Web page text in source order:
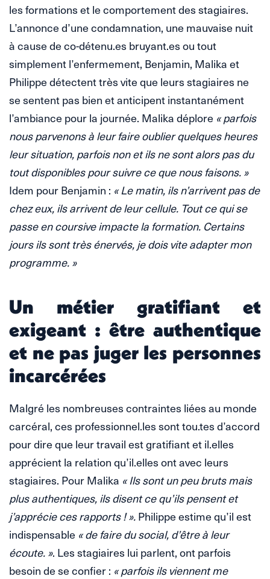
les formations et le comportement des stagiaires.
L’annonce d’une condamnation, une mauvaise nuit
à cause de co-détenu.es bruyant.es ou tout
simplement l’enfermement, Benjamin, Malika et
Philippe détectent très vite que leurs stagiaires ne
se sentent pas bien et anticipent instantanément
l’ambiance pour la journée. Malika déplore « parfois
nous parvenons à leur faire oublier quelques heures
leur situation, parfois non et ils ne sont alors pas du
tout disponibles pour suivre ce que nous faisons. »
Idem pour Benjamin : « Le matin, ils n’arrivent pas de
chez eux, ils arrivent de leur cellule. Tout ce qui se
passe en coursive impacte la formation. Certains
jours ils sont très énervés, je dois vite adapter mon
programme. »
Un métier gratifiant et
exigeant : être authentique
et ne pas juger les personnes
incarcérées
Malgré les nombreuses contraintes liées au monde
carcéral, ces professionnel.les sont tou.tes d’accord
pour dire que leur travail est gratifiant et il.elles
apprécient la relation qu’il.elles ont avec leurs
stagiaires. Pour Malika « Ils sont un peu bruts mais
plus authentiques, ils disent ce qu’ils pensent et
j’apprécie ces rapports ! ».Philippe estime qu’il est
indispensable « de faire du social, d’être à leur
écoute. ». Les stagiaires lui parlent, ont parfois
besoin de se confier : « parfois ils viennent me